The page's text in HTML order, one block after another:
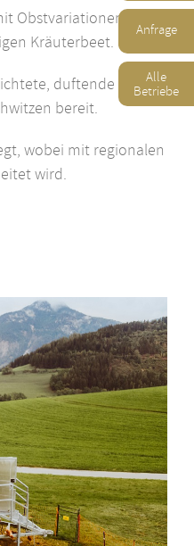
Anfrage
Alle
Betriebe
Obstvariationen,
Kräuterbeet.
duftende Zirben-
bereit.
wobei mit regionalen
wird.